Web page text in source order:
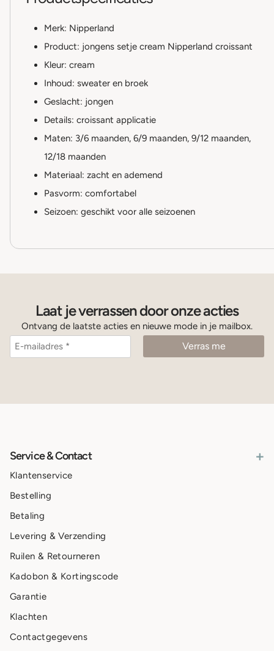
Merk: Nipperland
Product: jongens setje cream Nipperland croissant
Kleur: cream
Inhoud: sweater en broek
Geslacht: jongen
Details: croissant applicatie
Maten: 3/6 maanden, 6/9 maanden, 9/12 maanden,
12/18 maanden
Materiaal: zacht en ademend
Pasvorm: comfortabel
Seizoen: geschikt voor alle seizoenen
Laat je verrassen door onze acties
Ontvang de laatste acties en nieuwe mode in je mailbox.
Service & Contact +
Klantenservice
Bestelling
Betaling
Levering & Verzending
Ruilen & Retourneren
Kadobon & Kortingscode
Garantie
Klachten
Contactgegevens